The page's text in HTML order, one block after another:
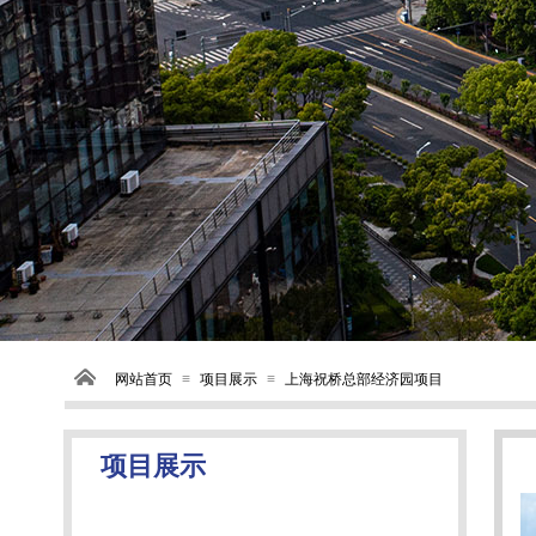
网站首页 ≡ 项目展示 ≡ 上海祝桥总部经济园项目
项目展示